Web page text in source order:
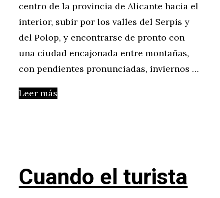
centro de la provincia de Alicante hacia el
interior, subir por los valles del Serpis y
del Polop, y encontrarse de pronto con
una ciudad encajonada entre montañas,
con pendientes pronunciadas, inviernos …
Leer más
Cuando el turista